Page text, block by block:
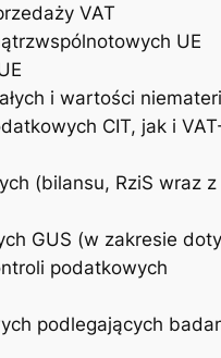
VAT
UE
i wartości
CIT, jak i
(bilansu, RziS wraz
GUS (w zakresie
podatkowych
podlegających